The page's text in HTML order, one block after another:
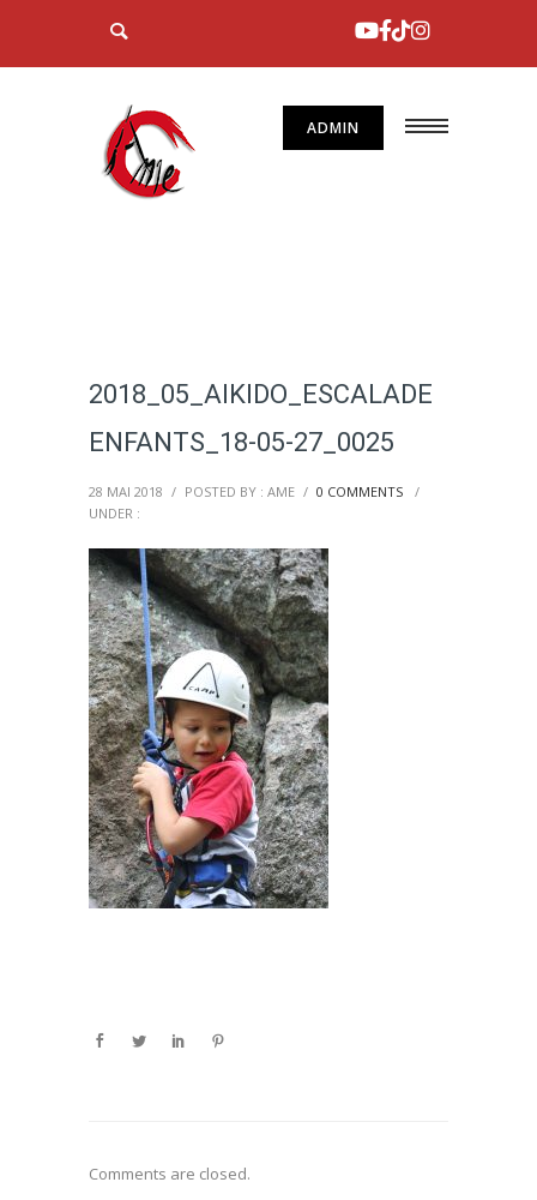
ADMIN
2018_05_AIKIDO_ESCALADE
ENFANTS_18-05-27_0025
28 MAI 2018 / POSTED BY : AME / 0 COMMENTS
/
UNDER :
Comments are closed.